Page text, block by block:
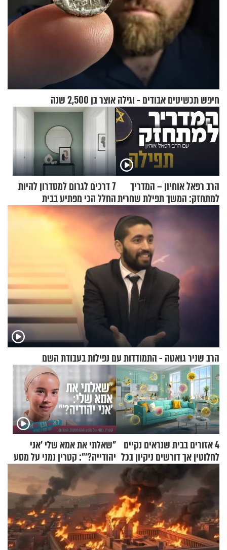
חיפש תכשיטים אבודים - וגילה אוצר בן 2,500 שנה
הרב רפאל אוחיון – המדריך
למתחזק: המשך תפילת שחרית
מאשרי ועד עלינו
7 דרכים לגרום למסדרון להיות
החלל הכי מפתיע בבית
הרב שניר גואטה - התמודדות עם נפילות בעבודת השם
4 אזורים בבית שנראים נקיים
לחלוטין אך דורשים ניקיון בכל
סוף שבוע
"שאלתי את אמא שלי 'אני
יהודייה?'": קטרין נמני על מסע
ההתחזקות המרגש